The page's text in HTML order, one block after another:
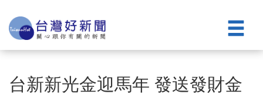
台新新光金迎馬年 發送發財金